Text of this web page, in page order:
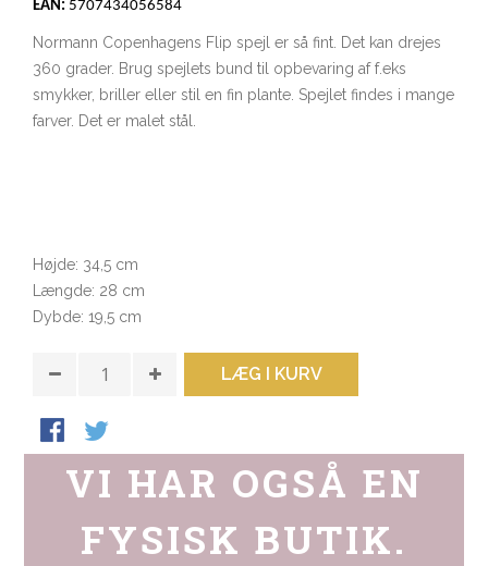
EAN: 5707434056584
Normann Copenhagens Flip spejl er så fint. Det kan drejes
360 grader. Brug spejlets bund til opbevaring af f.eks
smykker, briller eller stil en fin plante. Spejlet findes i mange
farver. Det er malet stål.
Højde: 34,5 cm
Længde: 28 cm
Dybde: 19,5 cm
LÆG I KURV
VI HAR OGSÅ EN
FYSISK BUTIK.